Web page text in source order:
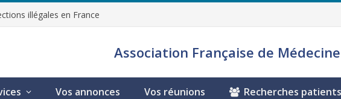
illégales en France
Association Française de
Vos annonces Vos réunions Recherches patients